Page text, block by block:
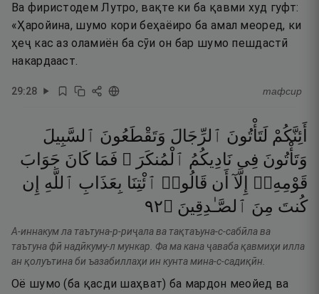
Ва фиристодем Лутро, вақте ки ба қавми худ гуфт:
«Ҳаройина, шумо кори беҳаёиро ба амал меоред, ки
ҳеҷ кас аз оламиён ба сӯи он бар шумо пешдастӣ
накардааст.
29:28 тафсир
أَئِنَّكُمْ لَتَأْتُونَ ٱلرِّجَالَ وَتَقْطَعُونَ ٱلسَّبِيلَ
وَتَأْتُونَ فِى نَادِيكُمُ ٱلْمُنكَرَ ۖ فَمَا كَانَ جَوَابَ
قَوْمِهِۦٓ
إِلَّآ أَن قَالُوا۟ ٱئْتِنَا بِعَذَابِ ٱللَّهِ
إِن
كُنتَ مِنَ ٱلصَّـٰدِقِينَ ۝٢٩
А-иннакум ла таътуна-р-риҷала ва тақтаъуна-с-сабӣла ва
таътуна фӣ надӣкуму-л мункар. Фа ма кана ҷаваба қавмиҳи илла
ан қолуътина би ъазабиллаҳи ин кунта мина-с-садиқӣн.
Оё шумо (ба қасди шаҳват) ба мардон меойед ва